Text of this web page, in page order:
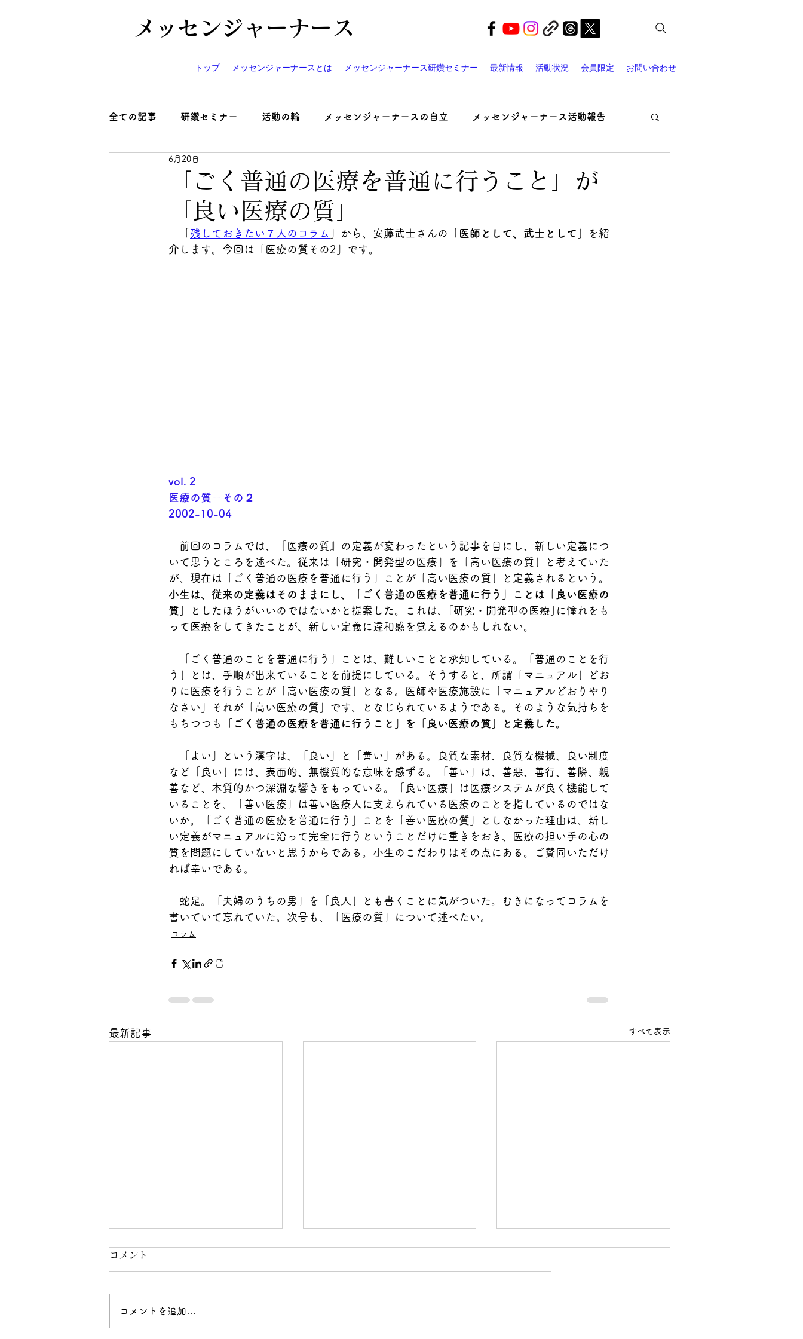
メッセンジャーナース
トップ メッセンジャーナースとは メッセンジャーナース研鑽セミナー 最新情報 活動状況 会員限定 お問い合わせ
全ての記事 研鑽セミナー 活動の輪 メッセンジャーナースの自立 メッセンジャーナース活動報告
心と絆といのち
お知らせ イベント 遠藤周作の「病い」と「神さま」
「ごく普通の医療を普通に行うこと」が
「良い医療の質」
6月20日
「 残しておきたい７人のコラム 」から、 安藤武士 さんの「 医師として、武士として
」を紹
介します。今回は「 医療の質 その2」です。
vol. 2
2002-10-04
前回のコラムでは、『医療の質』の定義が変わったという記事を目にし、新しい定義につ
いて思うところを述べた。従来は「研究・開発型の医療」を「高い医療の質」と考えていた
が、現在は「ごく普通の医療を普通に行う」ことが「高い医療の質」と定義されるという。
小生は、従来の定義はそのままにし、「ごく普通の医療を普通に行う」ことは「良い医療の
質」
としたほうがいいのではないかと提案した。これは、｢研究・開発型の医療｣に憧れをも
って医療をしてきたことが、新しい定義に違和感を覚えるのかもしれない。
「ごく普通のことを普通に行う」ことは、難しいことと承知している。「普通のことを行
う」とは、手順が出来ていることを前提にしている。そうすると、所謂「マニュアル」どお
りに医療を行うことが「高い医療の質」となる。医師や医療施設に「マニュアルどおりやり
なさい」それが「高い医療の質」です、となじられているようである。そのような気持ちを
もちつつも
「ごく普通の医療を普通に行うこと」を「良い医療の質」と定義した。
「よい」という漢字は、「良い」と「善い」がある。良質な素材、良質な機械、良い制度
など「良い」には、表面的、無機質的な意味を感ずる。「善い」は、善悪、善行、善隣、親
善など、本質的かつ深淵な響きをもっている。「良い医療」は医療システムが良く機能して
いることを、「善い医療」は善い医療人に支えられている医療のことを指しているのではな
いか。「ごく普通の医療を普通に行う」ことを「善い医療の質」としなかった理由は、新し
い定義がマニュアルに沿って完全に行うということだけに重きをおき、医療の担い手の心の
質を問題にしていないと思うからである。小生のこだわりはその点にある。ご賛同いただけ
れば幸いである。
蛇足。「夫婦のうちの男」を「良人」とも書くことに気がついた。むきになってコラムを
書いていて忘れていた。次号も、「医療の質」について述べたい。
コラム
最新記事 すべて表示
コメント
コメントを追加…